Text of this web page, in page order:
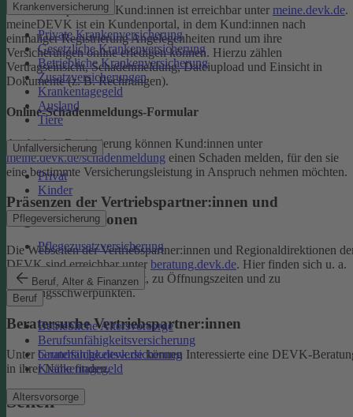
Krankenversicherung
Private Krankenversicherung
Gesetzliche Krankenversicherung
Betriebliche Krankenversicherung
Zusatzversicherungen
Krankentagegeld
Ausland
Tiere
Unfallversicherung
Privat
Kinder
Pflegeversicherung
Pflegezusatzversicherung
Beruf, Alter & Finanzen
Beruf
Betriebliche Altersvorsorge
Berufsunfähigkeitsversicherung
Grundfähigkeitsversicherung
Krankentagegeld
Altersvorsorge
Das Serviceportal für Kund:innen ist erreichbar unter meine.devk.de.
meineDEVK ist ein Kundenportal, in dem Kund:innen nach
einmaliger Registrierung Angelegenheiten rund um ihre
Versicherungen online erledigen können. Hierzu zählen
Vertragseinsicht, Schadenmeldung, Dateiupload und Einsicht in
Dokumente (z. B. Rechnungen).
Online-Schadenmeldungs-Formular
Auch ohne Registrierung können Kund:innen unter
meine.devk.de/schadenmeldung einen Schaden melden, für den sie
eine bestimmte Versicherungsleistung in Anspruch nehmen möchten.
Präsenzen der Vertriebspartner:innen und
Regionaldirektionen
Die Webseiten der Vertriebspartner:innen und Regionaldirektionen
DEVK sind erreichbar unter beratung.devk.de. Hier finden sich u. a.
Informationen zum Standort, zu Öffnungszeiten und zu
Beratungsschwerpunkten.
Beratersuche Vertriebspartner:innen
Unter beratersuche.devk.dekönnen Interessierte eine DEVK-
in ihrer Nähe finden.
Sehen